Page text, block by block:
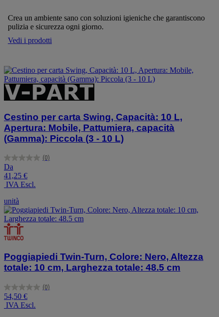
Crea un ambiente sano con soluzioni igieniche che garantiscono
pulizia e sicurezza ogni giorno.
Vedi i prodotti
Cestino per carta Swing, Capacità: 10 L,
Apertura: Mobile, Pattumiera, capacità
(Gamma): Piccola (3 - 10 L)
(0)
0.0
su
5
stelle.
Da
41,25 €
IVA Escl.
unità
Poggiapiedi Twin-Turn, Colore: Nero, Altezza
totale: 10 cm, Larghezza totale: 48.5 cm
(0)
0.0
su
5
54,50 €
IVA Escl.